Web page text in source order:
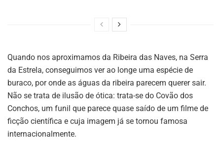
Quando nos aproximamos da Ribeira das Naves, na Serra
da Estrela, conseguimos ver ao longe uma espécie de
buraco, por onde as águas da ribeira parecem querer sair.
Não se trata de ilusão de ótica: trata-se do Covão dos
Conchos, um funil que parece quase saído de um filme de
ficção científica e cuja imagem já se tornou famosa
internacionalmente.